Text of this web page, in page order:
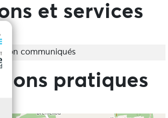
et services
non communiqués
pratiques